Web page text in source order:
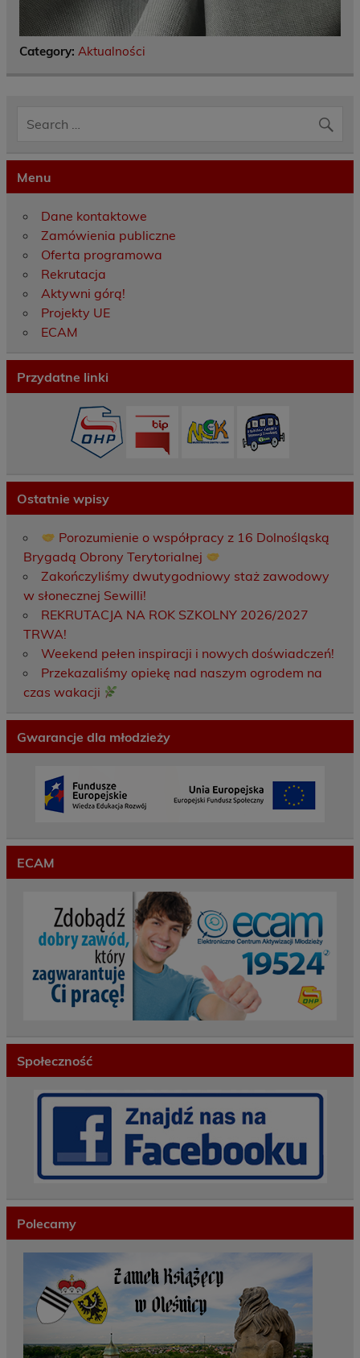
Category: Aktualności
Menu
Dane kontaktowe
Zamówienia publiczne
Oferta programowa
Rekrutacja
Aktywni górą!
Projekty UE
ECAM
Przydatne linki
Ostatnie wpisy
Porozumienie o współpracy z 16 Dolnośląską
Brygadą Obrony Terytorialnej
Zakończyliśmy dwutygodniowy staż zawodowy
w słonecznej Sewilli!
REKRUTACJA NA ROK SZKOLNY 2026/2027
TRWA!
Weekend pełen inspiracji i nowych doświadczeń!
Przekazaliśmy opiekę nad naszym ogrodem na
czas wakacji
Gwarancje dla młodzieży
ECAM
Społeczność
Polecamy